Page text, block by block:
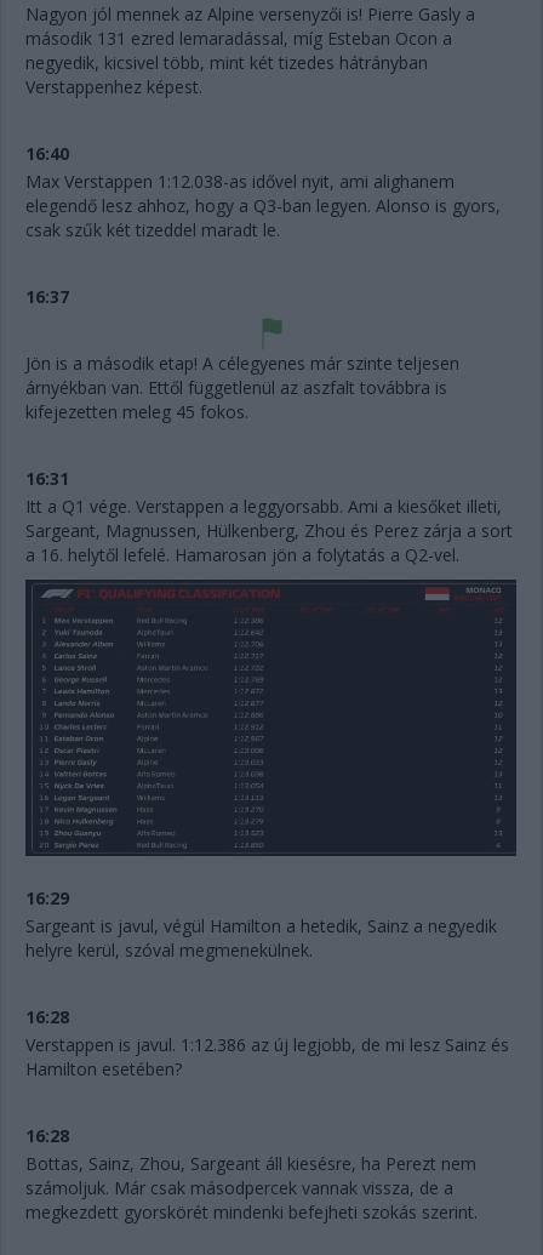
Nagyon jól mennek az Alpine versenyzői is! Pierre Gasly a
második 131 ezred lemaradással, míg Esteban Ocon a
negyedik, kicsivel több, mint két tizedes hátrányban
Verstappenhez képest.
16:40
Max Verstappen 1:12.038-as idővel nyit, ami alighanem
elegendő lesz ahhoz, hogy a Q3-ban legyen. Alonso is gyors,
csak szűk két tizeddel maradt le.
16:37
Jön is a második etap! A célegyenes már szinte teljesen
árnyékban van. Ettől függetlenül az aszfalt továbbra is
kifejezetten meleg 45 fokos.
16:31
Itt a Q1 vége. Verstappen a leggyorsabb. Ami a kiesőket illeti,
Sargeant, Magnussen, Hülkenberg, Zhou és Perez zárja a sort
a 16. helytől lefelé. Hamarosan jön a folytatás a Q2-vel.
16:29
Sargeant is javul, végül Hamilton a hetedik, Sainz a negyedik
helyre kerül, szóval megmenekülnek.
16:28
Verstappen is javul. 1:12.386 az új legjobb, de mi lesz Sainz és
Hamilton esetében?
16:28
Bottas, Sainz, Zhou, Sargeant áll kiesésre, ha Perezt nem
számoljuk. Már csak másodpercek vannak vissza, de a
megkezdett gyorskörét mindenki befejheti szokás szerint.